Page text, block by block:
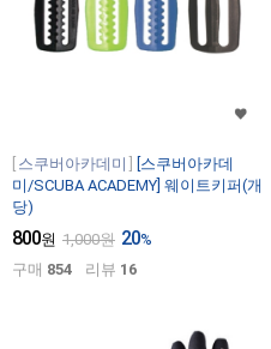
스쿠버아카데미
[스쿠버아카데
미/SCUBA ACADEMY] 웨이트키퍼(개
당)
800원 1,000원 20%
구매 854 리뷰 16